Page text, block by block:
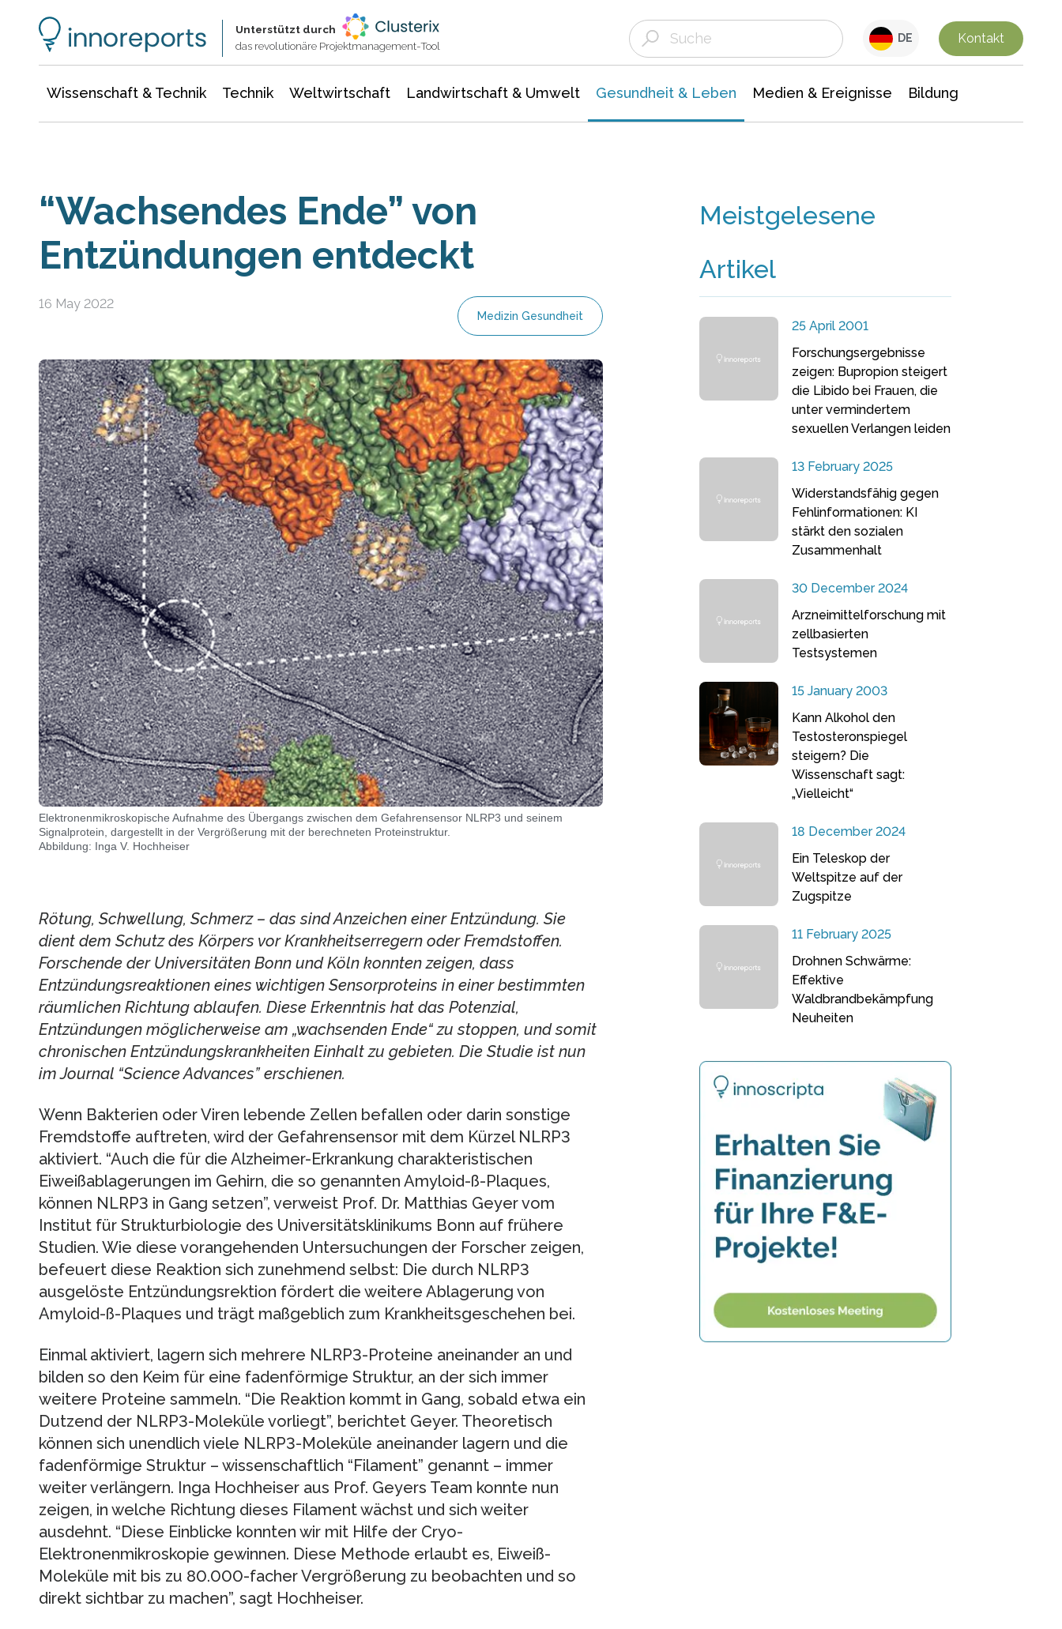
Unterstützt durch
das revolutionäre Projektmanagement-Tool
DE Kontakt
Wissenschaft & Technik Technik Weltwirtschaft Landwirtschaft & Umwelt Gesundheit & Leben Medien & Ereignisse Bildung
“Wachsendes Ende” von
Entzündungen entdeckt
16 May 2022
Medizin Gesundheit
Elektronenmikroskopische Aufnahme des Übergangs zwischen dem Gefahrensensor NLRP3 und seinem
Signalprotein, dargestellt in der Vergrößerung mit der berechneten Proteinstruktur.
Abbildung: Inga V. Hochheiser
Rötung, Schwellung, Schmerz – das sind Anzeichen einer Entzündung. Sie
dient dem Schutz des Körpers vor Krankheitserregern oder Fremdstoffen.
Forschende der Universitäten Bonn und Köln konnten zeigen, dass
Entzündungsreaktionen eines wichtigen Sensorproteins in einer bestimmten
räumlichen Richtung ablaufen. Diese Erkenntnis hat das Potenzial,
Entzündungen möglicherweise am „wachsenden Ende“ zu stoppen, und somit
chronischen Entzündungskrankheiten Einhalt zu gebieten. Die Studie ist nun
im Journal “Science Advances” erschienen.
Wenn Bakterien oder Viren lebende Zellen befallen oder darin sonstige
Fremdstoffe auftreten, wird der Gefahrensensor mit dem Kürzel NLRP3
aktiviert. “Auch die für die Alzheimer-Erkrankung charakteristischen
Eiweißablagerungen im Gehirn, die so genannten Amyloid-ß-Plaques,
können NLRP3 in Gang setzen”, verweist Prof. Dr. Matthias Geyer vom
Institut für Strukturbiologie des Universitätsklinikums Bonn auf frühere
Studien. Wie diese vorangehenden Untersuchungen der Forscher zeigen,
befeuert diese Reaktion sich zunehmend selbst: Die durch NLRP3
ausgelöste Entzündungsrektion fördert die weitere Ablagerung von
Amyloid-ß-Plaques und trägt maßgeblich zum Krankheitsgeschehen bei.
Einmal aktiviert, lagern sich mehrere NLRP3-Proteine aneinander an und
bilden so den Keim für eine fadenförmige Struktur, an der sich immer
weitere Proteine sammeln. “Die Reaktion kommt in Gang, sobald etwa ein
Dutzend der NLRP3-Moleküle vorliegt”, berichtet Geyer. Theoretisch
können sich unendlich viele NLRP3-Moleküle aneinander lagern und die
fadenförmige Struktur – wissenschaftlich “Filament” genannt – immer
weiter verlängern. Inga Hochheiser aus Prof. Geyers Team konnte nun
zeigen, in welche Richtung dieses Filament wächst und sich weiter
ausdehnt. “Diese Einblicke konnten wir mit Hilfe der Cryo-
Elektronenmikroskopie gewinnen. Diese Methode erlaubt es, Eiweiß-
Moleküle mit bis zu 80.000-facher Vergrößerung zu beobachten und so
direkt sichtbar zu machen”, sagt Hochheiser.
Meistgelesene
Artikel
25 April 2001
Forschungsergebnisse
zeigen: Bupropion steigert
die Libido bei Frauen, die
unter vermindertem
sexuellen Verlangen leiden
13 February 2025
Widerstandsfähig gegen
Fehlinformationen: KI
stärkt den sozialen
Zusammenhalt
30 December 2024
Arzneimittelforschung mit
zellbasierten
Testsystemen
15 January 2003
Kann Alkohol den
Testosteronspiegel
steigern? Die
Wissenschaft sagt:
„Vielleicht“
18 December 2024
Ein Teleskop der
Weltspitze auf der
Zugspitze
11 February 2025
Drohnen Schwärme:
Effektive
Waldbrandbekämpfung
Neuheiten